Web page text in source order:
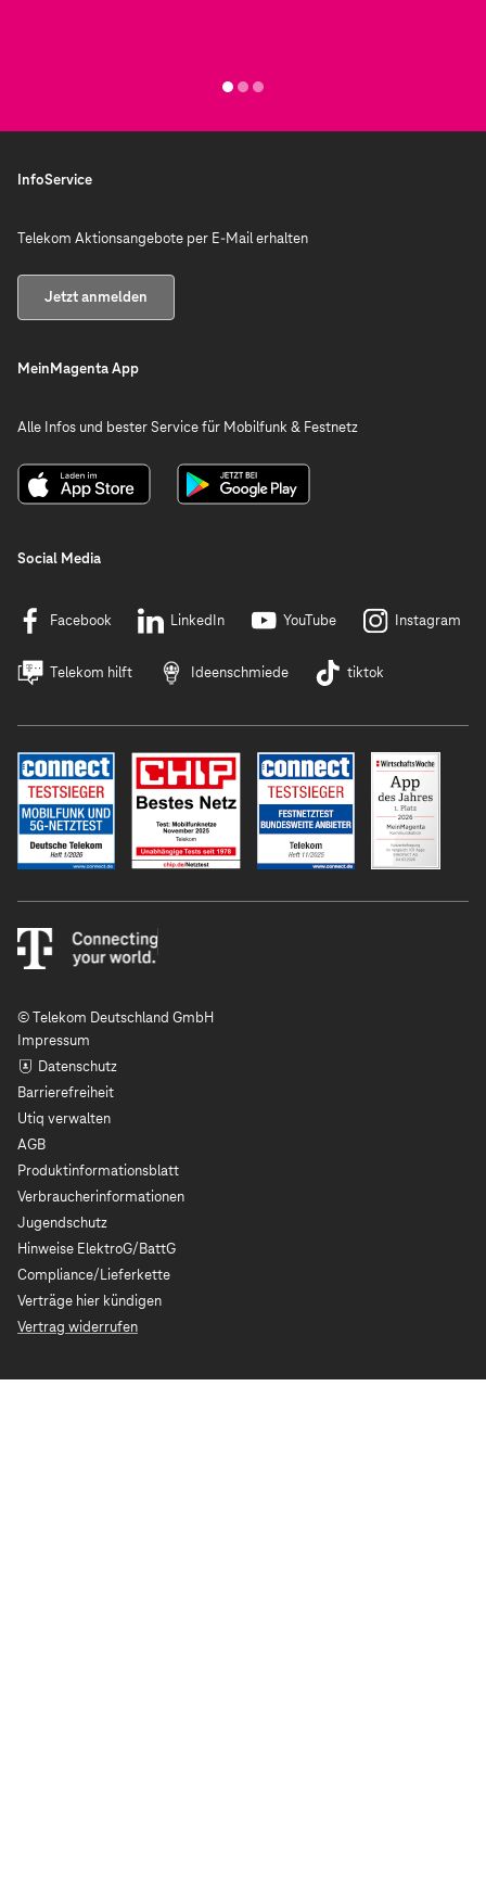
InfoService
Telekom Aktionsangebote per E-Mail erhalten
Jetzt anmelden
MeinMagenta App
Alle Infos und bester Service für Mobilfunk & Festnetz
Social Media
Facebook LinkedIn YouTube Instagram
Telekom hilft Ideenschmiede tiktok
© Telekom Deutschland GmbH
Impressum
Datenschutz
Barrierefreiheit
Utiq verwalten
AGB
Produktinformationsblatt
Verbraucherinformationen
Jugendschutz
Hinweise ElektroG/BattG
Compliance/Lieferkette
Verträge hier kündigen
Vertrag widerrufen